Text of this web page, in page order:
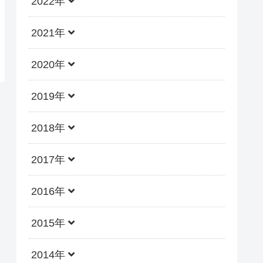
2021年
2020年
2019年
2018年
2017年
2016年
2015年
2014年